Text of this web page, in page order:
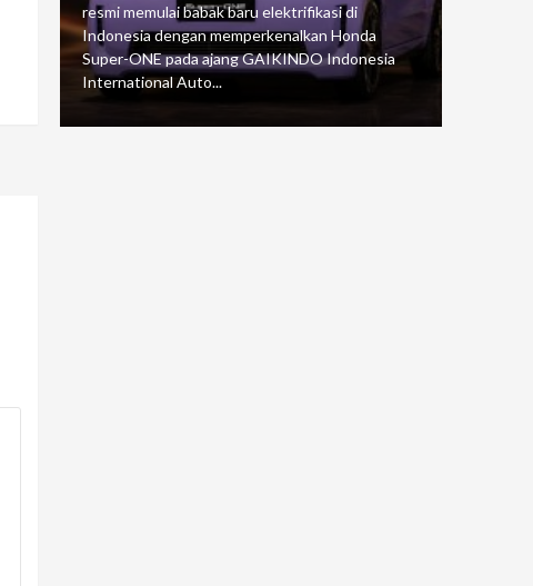
resmi memulai babak baru elektrifikasi di
Indonesia dengan memperkenalkan Honda
Super-ONE pada ajang GAIKINDO Indonesia
International Auto...